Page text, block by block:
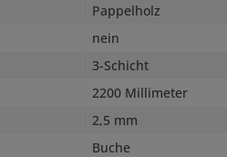
Pappelholz
nein
3-Schicht
2200 Millimeter
2,5 mm
Buche